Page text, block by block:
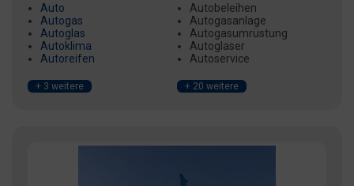
Auto
Autogas
Autoglas
Autoklima
Autoreifen
+ 3 weitere
Autobeleihen
Autogasanlage
Autogasumrüstung
Autoglaser
Autoservice
+ 20 weitere